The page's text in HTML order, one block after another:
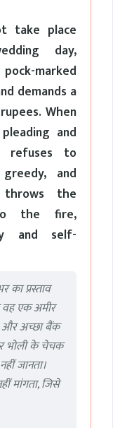
take place
day,
marked
demands a
When
and
refuses to
and
the
the fire,
and self-
का प्रस्ताव
वह एक अमीर
और अच्छा बैंक
भोली के चेचक
जानता।
मांगता, जिसे